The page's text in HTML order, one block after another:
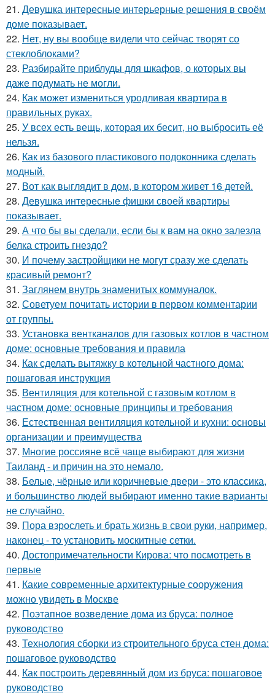
21. Девушка интересные интерьерные решения в своём
доме показывает.
22. Нет, ну вы вообще видели что сейчас творят со
стеклоблоками?
23. Разбирайте приблуды для шкафов, о которых вы
даже подумать не могли.
24. Как может измениться уродливая квартира в
правильных руках.
25. У всех есть вещь, которая их бесит, но выбросить её
нельзя.
26. Как из базового пластикового подоконника сделать
модный.
27. Вот как выглядит в дом, в котором живет 16 детей.
28. Девушка интересные фишки своей квартиры
показывает.
29. А что бы вы сделали, если бы к вам на окно залезла
белка строить гнездо?
30. И почему застройщики не могут сразу же сделать
красивый ремонт?
31. Заглянем внутрь знаменитых коммуналок.
32. Советуем почитать истории в первом комментарии
от группы.
33. Установка вентканалов для газовых котлов в частном
доме: основные требования и правила
34. Как сделать вытяжку в котельной частного дома:
пошаговая инструкция
35. Вентиляция для котельной с газовым котлом в
частном доме: основные принципы и требования
36. Естественная вентиляция котельной и кухни: основы
организации и преимущества
37. Многие россияне всё чаще выбирают для жизни
Таиланд - и причин на это немало.
38. Белые, чёрные или коричневые двери - это классика,
и большинство людей выбирают именно такие варианты
не случайно.
39. Пора взрослеть и брать жизнь в свои руки, например,
наконец - то установить москитные сетки.
40. Достопримечательности Кирова: что посмотреть в
первые
41. Какие современные архитектурные сооружения
можно увидеть в Москве
42. Поэтапное возведение дома из бруса: полное
руководство
43. Технология сборки из строительного бруса стен дома:
пошаговое руководство
44. Как построить деревянный дом из бруса: пошаговое
руководство